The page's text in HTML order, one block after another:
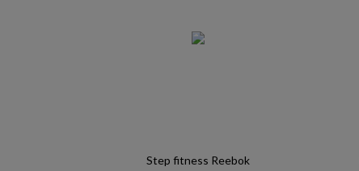
Step fitness Reebok